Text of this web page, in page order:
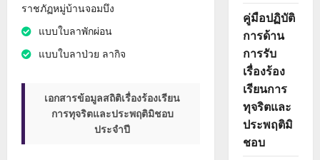
ราชภัฏหมู่บ้านจอมบึง
แบบใบลาพักผ่อน
แบบใบลาป่วย ลากิจ
เอกสารข้อมูลสถิติเรื่องร้องเรียน
การทุจริตและประพฤติมิชอบ
ประจำปี
คู่มือปฏิบัติ
การด้าน
การรับ
เรื่องร้อง
เรียนการ
ทุจริตและ
ประพฤติมิ
ชอบ